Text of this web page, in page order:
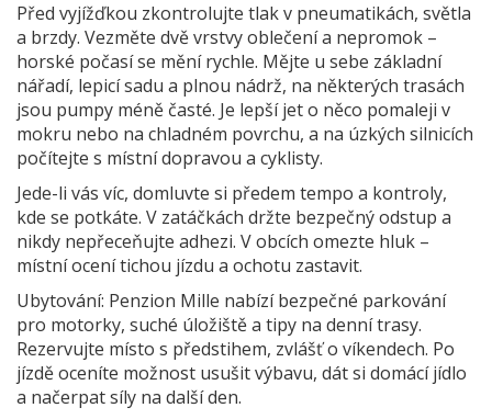
Před vyjížďkou zkontrolujte tlak v pneumatikách, světla
a brzdy. Vezměte dvě vrstvy oblečení a nepromok –
horské počasí se mění rychle. Mějte u sebe základní
nářadí, lepicí sadu a plnou nádrž, na některých trasách
jsou pumpy méně časté. Je lepší jet o něco pomaleji v
mokru nebo na chladném povrchu, a na úzkých silnicích
počítejte s místní dopravou a cyklisty.
Jede-li vás víc, domluvte si předem tempo a kontroly,
kde se potkáte. V zatáčkách držte bezpečný odstup a
nikdy nepřeceňujte adhezi. V obcích omezte hluk –
místní ocení tichou jízdu a ochotu zastavit.
Ubytování: Penzion Mille nabízí bezpečné parkování
pro motorky, suché úložiště a tipy na denní trasy.
Rezervujte místo s předstihem, zvlášť o víkendech. Po
jízdě oceníte možnost usušit výbavu, dát si domácí jídlo
a načerpat síly na další den.